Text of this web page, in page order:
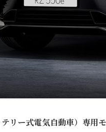
リー式電気自動車）専用